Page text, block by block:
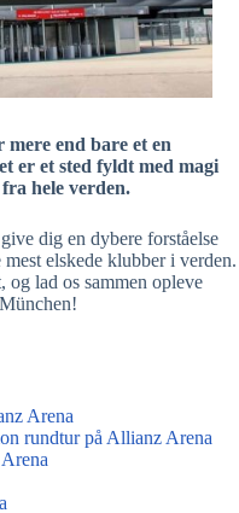
end bare et en
er et sted fyldt med magi
hele verden.
dig en dybere forståelse
elskede klubber i verden.
lad os sammen opleve
Arena
rundtur på Allianz Arena